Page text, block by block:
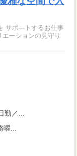
サポ―トするお仕事
勤／...
...